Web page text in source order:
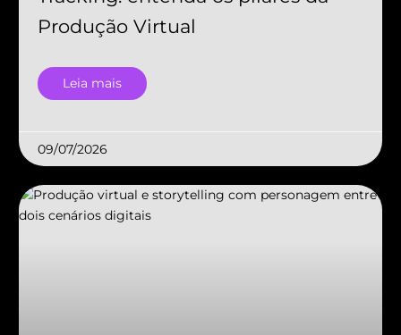
Produção Virtual
Leia mais
09/07/2026